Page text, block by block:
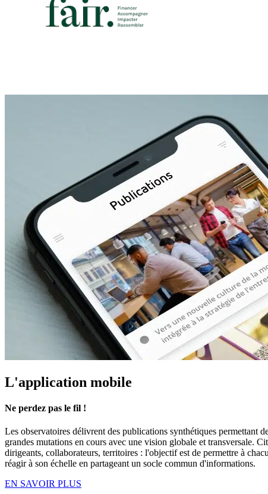
L'application mobile
Ne perdez pas le fil !
Les observatoires délivrent des publications synthétiques permettant
grandes mutations en cours avec une vision globale et transversale.
dirigeants, collaborateurs, territoires : l'objectif est de permettre à
réagir à son échelle en partageant un socle commun d'informations.
EN SAVOIR PLUS